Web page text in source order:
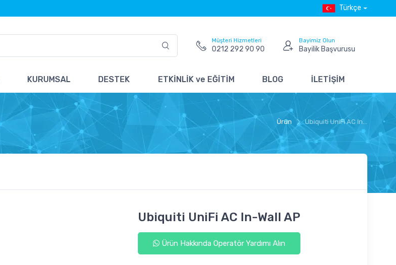
Türkçe
Müşteri Hizmetleri
0212 292 90 90
Bayimiz Olun
Bayilik Başvurusu
KURUMSAL DESTEK ETKİNLİK ve EĞİTİM BLOG İLETİŞİM
Ürün Ubiquiti UniFi AC In...
Ubiquiti UniFi AC In-Wall AP
Ürün Hakkında Operatör Yardımı Alın